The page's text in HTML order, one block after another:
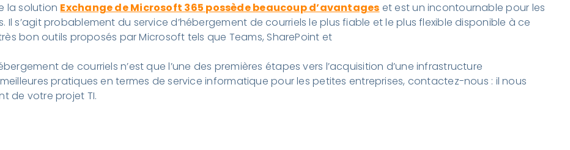
la solution Exchange de Microsoft 365 possède beaucoup d’avantages et est un incontournable pour les
s’agit probablement du service d’hébergement de courriels le plus fiable et le plus flexible disponible à ce
bon outils proposés par Microsoft tels que Teams, SharePoint et
de courriels n’est que l’une des premières étapes vers l’acquisition d’une infrastructure
pratiques en termes de service informatique pour les petites entreprises, contactez-nous : il nous
de votre projet TI.